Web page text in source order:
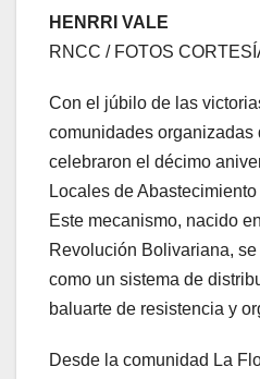
HENRRI VALE
RNCC / FOTOS
Con el júbilo de las
comunidades
celebraron el décimo
Locales de
Este mecanismo, nacido
Revolución Bolivariana,
como un sistema de
baluarte de resistencia y
Desde la comunidad La